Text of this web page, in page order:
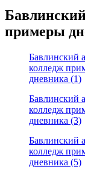
примеры
Бавлинский
колледж
дневника (1)
Бавлинский
колледж
дневника (3)
Бавлинский
колледж
дневника (5)